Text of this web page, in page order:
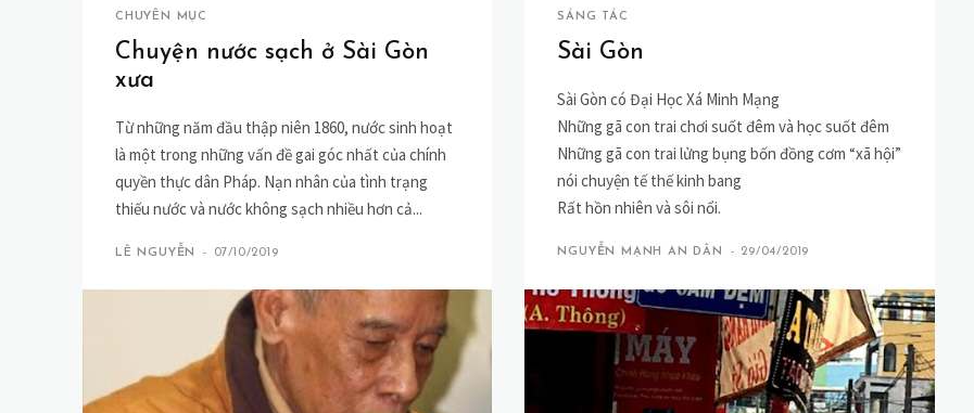
CHUYÊN MỤC
Chuyện nước sạch ở Sài Gòn
xưa
Từ những năm đầu thập niên 1860, nước sinh hoạt
là một trong những vấn đề gai góc nhất của chính
quyền thực dân Pháp. Nạn nhân của tình trạng
thiếu nước và nước không sạch nhiều hơn cả...
LÊ NGUYỄN - 07/10/2019
SÁNG TÁC
Sài Gòn
Sài Gòn có Đại Học Xá Minh Mạng
Những gã con trai chơi suốt đêm và học suốt đêm
Những gã con trai lửng bụng bốn đồng cơm “xã hội”
nói chuyện tế thế kinh bang
Rất hồn nhiên và sôi nổi.
NGUYỄN MẠNH AN DÂN - 29/04/2019